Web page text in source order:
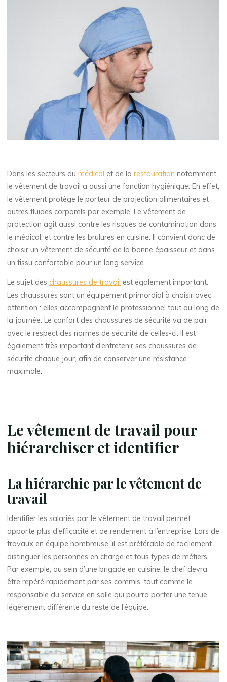
Dans les secteurs dumédical et de larestauration notamment,
le vêtement de travail a aussi une fonction hygiénique. En effet,
le vêtement protège le porteur de projection alimentaires et
autres fluides corporels par exemple. Le vêtement de
protection agit aussi contre les risques de contamination dans
le médical, et contre les brulures en cuisine. Il convient donc de
choisir un vêtement de sécurité de la bonne épaisseur et dans
un tissu confortable pour un long service.
Le sujet deschaussures de travail est également important.
Les chaussures sont un équipement primordial à choisir avec
attention : elles accompagnent le professionnel tout au long de
la journée. Le confort des chaussures de sécurité va de pair
avec le respect des normes de sécurité de celles-ci. Il est
également très important d’entretenir ses chaussures de
sécurité chaque jour, afin de conserver une résistance
maximale.
Le vêtement de travail pour
hiérarchiser et identifier
La hiérarchie par le vêtement de
travail
Identifier les salariés par le vêtement de travail permet
apporte plus d’efficacité et de rendement à l’entreprise. Lors de
travaux en équipe nombreuse, il est préférable de facilement
distinguer les personnes en charge et tous types de métiers.
Par exemple, au sein d’une brigade en cuisine, le chef devra
être repéré rapidement par ses commis, tout comme le
responsable du service en salle qui pourra porter une tenue
légèrement différente du reste de l’équipe.